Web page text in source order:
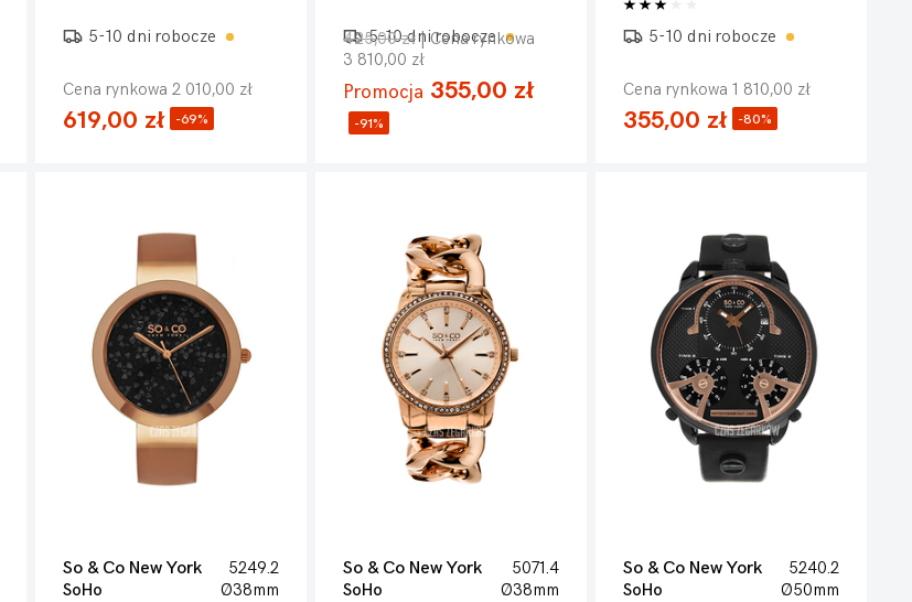
5-10 dni robocze
Cena rynkowa 2 010,00 zł
619,00 zł -69%
5-10 dni robocze
425,00 zł| Cena rynkowa
3 810,00 zł
Promocja 355,00 zł
-91%
5-10 dni robocze
Cena rynkowa 1 810,00 zł
355,00 zł -80%
So & Co New York
5249.2
SoHo
Ø38mm
So & Co New York
5071.4
SoHo
Ø38mm
So & Co New York
5240.2
SoHo
Ø50mm